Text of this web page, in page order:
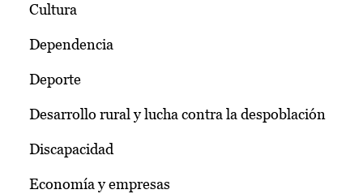
Cultura
Dependencia
Deporte
Desarrollo rural y lucha contra la despoblación
Discapacidad
Economía y empresas